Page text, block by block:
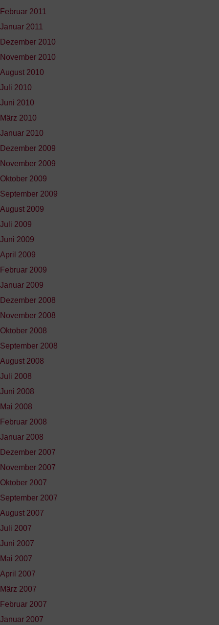
Februar 2011
Januar 2011
Dezember 2010
November 2010
August 2010
Juli 2010
Juni 2010
März 2010
Januar 2010
Dezember 2009
November 2009
Oktober 2009
September 2009
August 2009
Juli 2009
Juni 2009
April 2009
Februar 2009
Januar 2009
Dezember 2008
November 2008
Oktober 2008
September 2008
August 2008
Juli 2008
Juni 2008
Mai 2008
Februar 2008
Januar 2008
Dezember 2007
November 2007
Oktober 2007
September 2007
August 2007
Juli 2007
Juni 2007
Mai 2007
April 2007
März 2007
Februar 2007
Januar 2007